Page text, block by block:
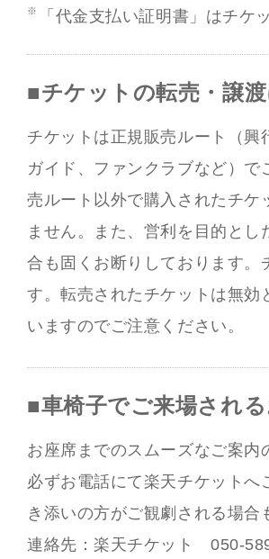
「代金支払い証明書」はチケ
■チケットの転売・譲
チケットは正規販売ルート（
ガイド、ファンクラブなど）
売ルート以外で購入されたチ
ません。また、営利を目的と
合も固くお断りしております
す。転売されたチケットは無
いますのでご注意ください。
■車椅子でご来場され
お座席までのスムーズなご案
必ずお電話にて楽天チケット
き添いの方がご観劇される場
連絡先：楽天チケット 050-